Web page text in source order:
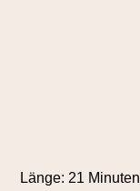
Länge: 21 Minuten